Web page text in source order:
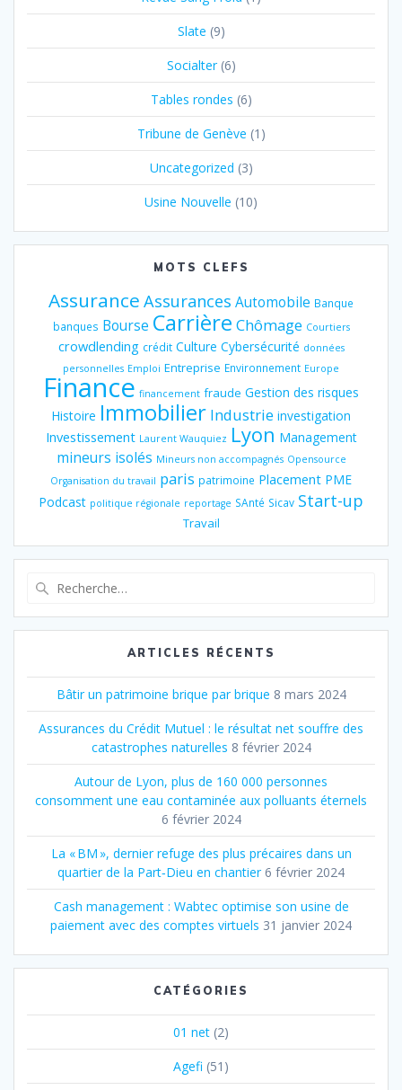
Slate (9)
Socialter(6)
Tables rondes (6)
Tribune de Genève (1)
Uncategorized (3)
Usine Nouvelle (10)
MOTS CLEFS
Assurance Assurances Automobile Banque
banques Bourse Carrière Chômage Courtiers
crowdlending crédit Culture Cybersécurité données
personnelles Emploi Entreprise Environnement Europe
Finance financement fraude Gestion des risques
Histoire Immobilier Industrie investigation
Investissement Laurent Wauquiez Lyon Management
mineurs isolés Mineurs non accompagnés Opensource
Organisation du travail paris patrimoine Placement PME
Podcast politique régionale reportage SAnté Sicav Start-up
Travail
:
ARTICLES RÉCENTS
Bâtir un patrimoine brique par brique 8 mars 2024
Assurances du Crédit Mutuel : le résultat net souffre des
catastrophes naturelles 8 février 2024
Autour de Lyon, plus de 160 000 personnes
consomment une eau contaminée aux polluants éternels
6 février 2024
La « BM », dernier refuge des plus précaires dans un
quartier de la Part‐Dieu en chantier 6 février 2024
Cash management : Wabtec optimise son usine de
paiement avec des comptes virtuels 31 janvier 2024
CATÉGORIES
01 net (2)
Agefi (51)